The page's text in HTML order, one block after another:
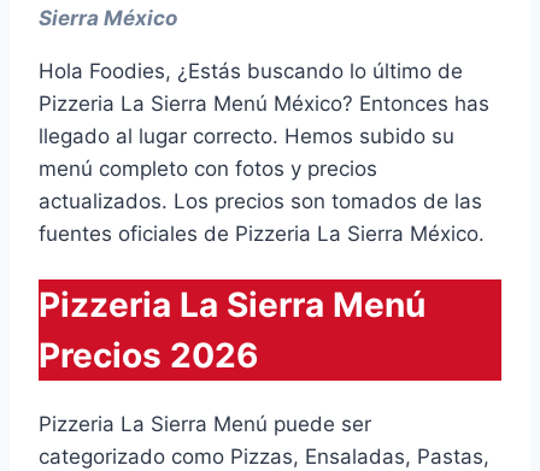
Sierra México
Hola Foodies, ¿Estás buscando lo último de
Pizzeria La Sierra Menú México? Entonces has
llegado al lugar correcto. Hemos subido su
menú completo con fotos y precios
actualizados. Los precios son tomados de las
fuentes oficiales de Pizzeria La Sierra México.
Pizzeria La Sierra Menú
Precios 2026
Pizzeria La Sierra Menú puede ser
categorizado como Pizzas, Ensaladas, Pastas,